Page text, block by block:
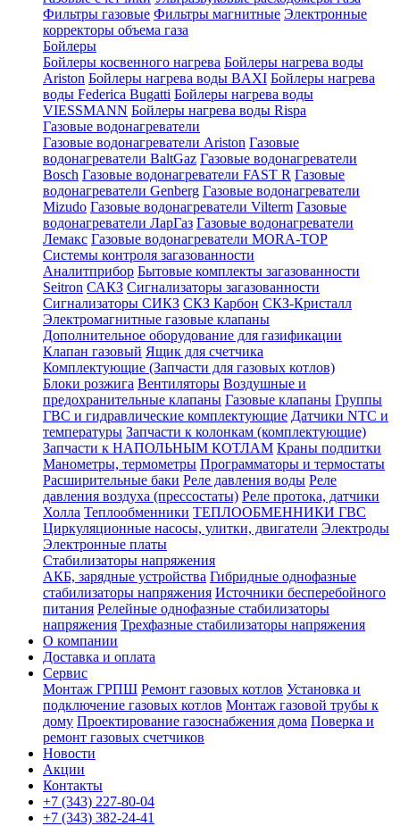
Фильтры газовые Фильтры магнитные Электронные
корректоры объема газа
Бойлеры
Бойлеры косвенного нагрева Бойлеры нагрева воды
Ariston Бойлеры нагрева воды BAXI Бойлеры нагрева
воды Federica Bugatti Бойлеры нагрева воды
VIESSMANN Бойлеры нагрева воды Rispa
Газовые водонагреватели
Газовые водонагреватели Ariston Газовые
водонагреватели BaltGaz Газовые водонагреватели
Bosch Газовые водонагреватели FAST R Газовые
водонагреватели Genberg Газовые водонагреватели
Mizudo Газовые водонагреватели Vilterm Газовые
водонагреватели ЛарГаз Газовые водонагреватели
Лемакс Газовые водонагреватели MORA-TOP
Системы контроля загазованности
Аналитприбор Бытовые комплекты загазованности
Seitron САКЗ Сигнализаторы загазованности
Сигнализаторы СИКЗ СКЗ Карбон СКЗ-Кристалл
Электромагнитные газовые клапаны
Дополнительное оборудование для газификации
Клапан газовый Ящик для счетчика
Комплектующие (Запчасти для газовых котлов)
Блоки розжига Вентиляторы Воздушные и
предохранительные клапаны Газовые клапаны Группы
ГВС и гидравлические комплектующие Датчики NTC и
температуры Запчасти к колонкам (комплектующие)
Запчасти к НАПОЛЬНЫМ КОТЛАМ Краны подпитки
Манометры, термометры Программаторы и термостаты
Расширительные баки Реле давления воды Реле
давления воздуха (прессостаты) Реле протока, датчики
Холла Теплообменники ТЕПЛООБМЕННИКИ ГВС
Циркуляционные насосы, улитки, двигатели Электроды
Электронные платы
Стабилизаторы напряжения
АКБ, зарядные устройства Гибридные однофазные
стабилизаторы напряжения Источники бесперебойного
питания Релейные однофазные стабилизаторы
напряжения Трехфазные стабилизаторы напряжения
О компании
Доставка и оплата
Сервис
Монтаж ГРПШ Ремонт газовых котлов Установка и
подключение газовых котлов Монтаж газовой трубы к
дому Проектирование газоснабжения дома Поверка и
ремонт газовых счетчиков
Новости
Акции
Контакты
+7 (343) 227-80-04
+7 (343) 382-24-41